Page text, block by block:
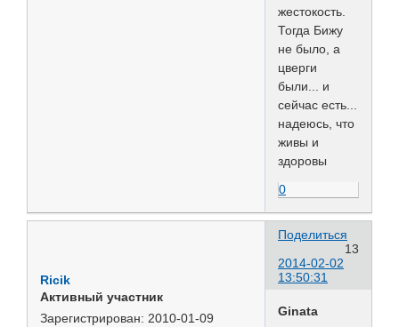
жестокость.
Тогда Бижу
не было, а
цверги
были... и
сейчас есть...
надеюсь, что
живы и
здоровы
0
Поделиться
13
2014-02-02
13:50:31
Ricik
Активный участник
Зарегистрирован: 2010-01-09
Ginata